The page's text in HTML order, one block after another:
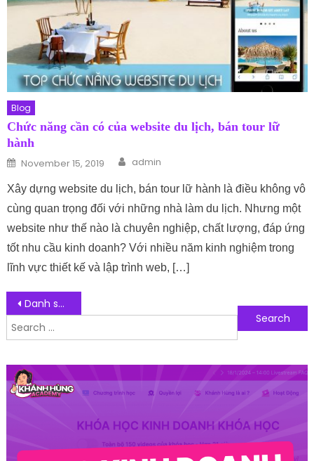
Blog
Chức năng cần có của website du lịch, bán tour lữ
hành
Posted on
November 15, 2019 Author
admin
Xây dựng website du lịch, bán tour lữ hành là điều không vô
cùng quan trọng đối với những nhà làm du lịch. Nhưng một
website như thế nào là chuyên nghiệp, chất lượng, đáp ứng
tốt nhu cầu kinh doanh? Với nhiều năm kinh nghiệm trong
lĩnh vực thiết kế và lập trình web, […]
Post navigation
Danh sách 10 phần mềm quản lý trường học, trung tâm giáo dục LMS chất lượng nhất
Search for:
Follow